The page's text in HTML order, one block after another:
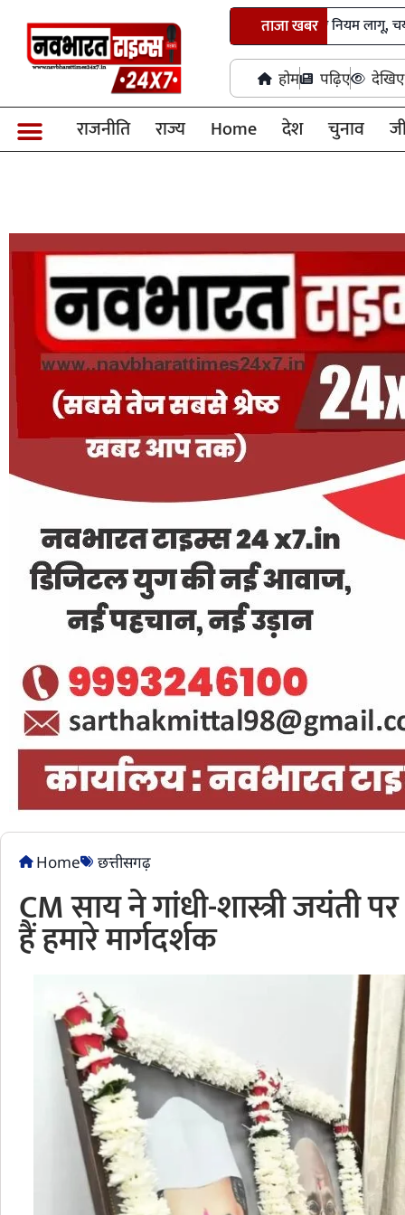
ताजा खबर
छत्तीसगढ़ में तृतीय-चतुर्थ श्रेणी भर्ती के नए नियम लागू, चयन प्रक्रिया
होम पढ़िए देखिए
राजनीति राज्य Home देश चुनाव
Home छत्तीसगढ़
CM साय ने गांधी-शास्त्री
हैं हमारे मार्गदर्शक